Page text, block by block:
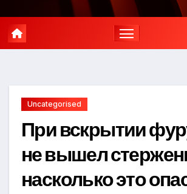
Uncategorised
При вскрытии
не вышел
насколько это